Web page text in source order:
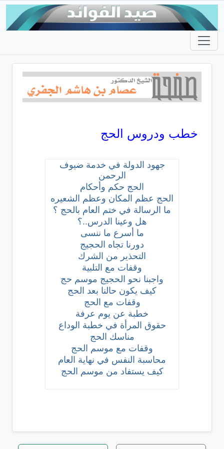
خطب ودروس الحج
جهود الدولة في خدمة ضيوف
الرحمن
الحج حكم وأحكام
الحج عظم المكان وعظم الشعيره
ما الرسالة في ختم العام بالحج ؟
هل وعينا الدرس..؟
ما أسرع ما ننسى
دورنا تجاه الحجيج
التحذير من الشرك
وقفات مع التلبية
واجبنا نحو الحجيج موسم حج
كيف يكون حالنا بعد الحج
وقفات مع الحج
خطبة عن يوم عرفة
حقوق المرأة في خطبة الوداع
مناسك الحج
وقفات مع موسم الحج
محاسبة النفس في نهاية العام
كيف يستفاد من موسم الحج